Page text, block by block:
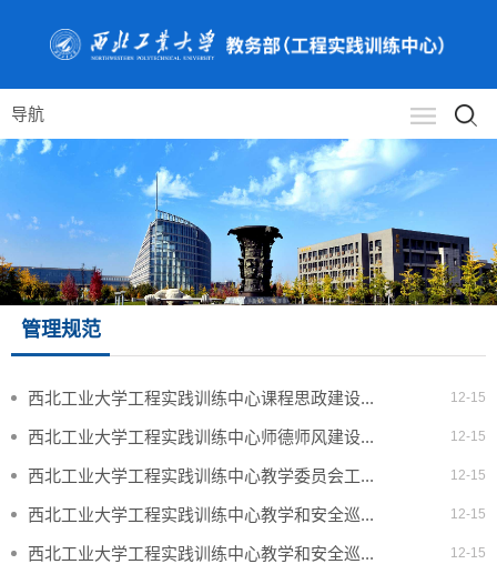
导航
管理规范
西北工业大学工程实践训练中心课程思政建设... 12-15
西北工业大学工程实践训练中心师德师风建设... 12-15
西北工业大学工程实践训练中心教学委员会工... 12-15
西北工业大学工程实践训练中心教学和安全巡... 12-15
西北工业大学工程实践训练中心教学和安全巡... 12-15